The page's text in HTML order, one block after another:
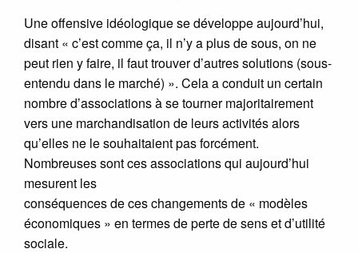
Une offensive idéologique se développe aujourd’hui,
disant « c’est comme ça, il n’y a plus de sous, on ne
peut rien y faire, il faut trouver d’autres solutions (sous-
entendu dans le marché) ». Cela a conduit un certain
nombre d’associations à se tourner majoritairement
vers une marchandisation de leurs activités alors
qu’elles ne le souhaitaient pas forcément.
Nombreuses sont ces associations qui aujourd’hui
mesurent les
conséquences de ces changements de « modèles
économiques » en termes de perte de sens et d’utilité
sociale.